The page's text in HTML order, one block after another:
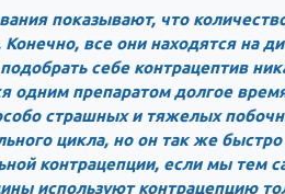
показывают, что
Конечно, все они находятся на
себе контрацептив
одним препаратом долгое
страшных и тяжелых
цикла, но он так же
контрацепции, если мы тем
используют контрацепцию